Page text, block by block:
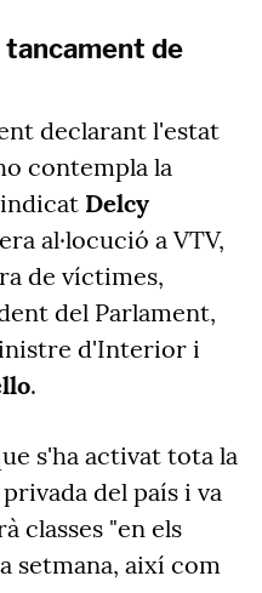
de
declarant l'estat
contempla la
Delcy
al·locució a VTV,
de víctimes,
del Parlament,
d'Interior i
.
s'ha activat tota la
del país i va
classes "en els
setmana, així com